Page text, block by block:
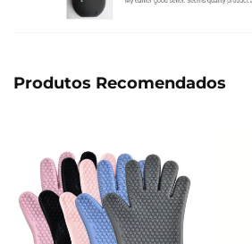
Produtos Recomendados